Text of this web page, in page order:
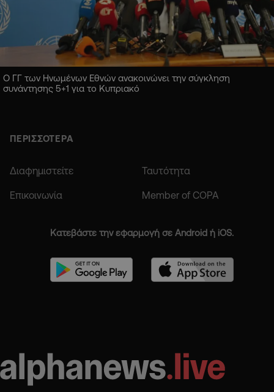
Ο ΓΓ των Ηνωμένων Εθνών ανακοινώνει την σύγκληση
συνάντησης 5+1 για το Κυπριακό
ΠΕΡΙΣΣΟΤΕΡΑ
Διαφημιστείτε Ταυτότητα
Επικοινωνία Member of COPA
Κατεβάστε την εφαρμογή σε Android ή iOS.